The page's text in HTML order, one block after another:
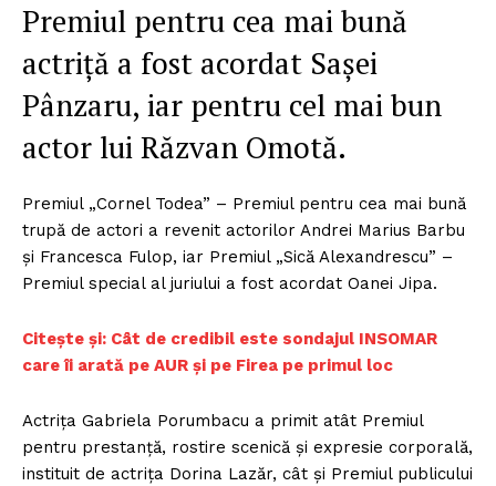
Premiul pentru cea mai bună
actriţă a fost acordat Saşei
Pânzaru, iar pentru cel mai bun
actor lui Răzvan Omotă.
Premiul „Cornel Todea” – Premiul pentru cea mai bună
trupă de actori a revenit actorilor Andrei Marius Barbu
şi Francesca Fulop, iar Premiul „Sică Alexandrescu” –
Premiul special al juriului a fost acordat Oanei Jipa.
Citește și: Cât de credibil este sondajul INSOMAR
care îi arată pe AUR și pe Firea pe primul loc
Actriţa Gabriela Porumbacu a primit atât Premiul
pentru prestanţă, rostire scenică şi expresie corporală,
instituit de actriţa Dorina Lazăr, cât şi Premiul publicului